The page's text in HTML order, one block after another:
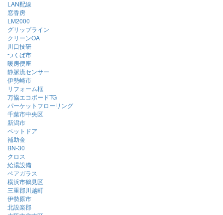
LAN配線
窓香房
LM2000
グリップライン
クリーンOA
川口技研
つくば市
暖房便座
静脈流センサー
伊勢崎市
リフォーム框
万協エコボードTG
パーケットフローリング
千葉市中央区
新潟市
ペットドア
補助金
BN-30
クロス
給湯設備
ペアガラス
横浜市鶴見区
三重郡川越町
伊勢原市
北設楽郡